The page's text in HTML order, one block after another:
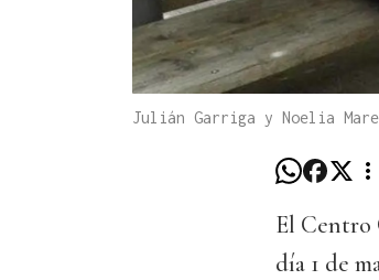
Julián Garriga y Noelia
El Centro
día 1 de